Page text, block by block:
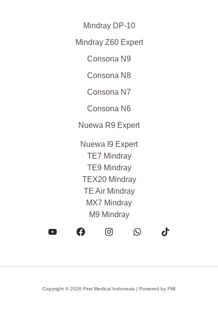
Mindray DP-10
Mindray Z60 Expert
Consona N9
Consona N8
Consona N7
Consona N6
Nuewa R9 Expert
Nuewa I9 Expert
TE7 Mindray
TE9 Mindray
TEX20 Mindray
TE Air Mindray
MX7 Mindray
M9 Mindray
Copyright © 2026 First Medical Indonesia | Powered by FMI